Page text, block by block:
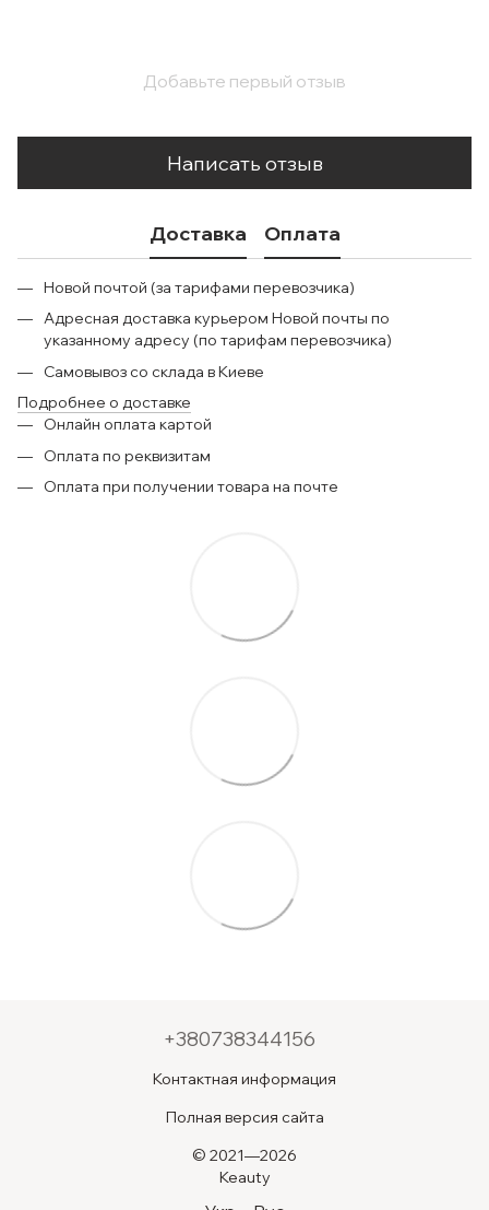
Добавьте первый отзыв
Написать отзыв
Доставка Оплата
Новой почтой (за тарифами перевозчика)
Адресная доставка курьером Новой почты по
указанному адресу (по тарифам перевозчика)
Самовывоз со склада в Киеве
Подробнее о доставке
Онлайн оплата картой
Оплата по реквизитам
Оплата при получении товара на почте
+380738344156
Контактная информация
Полная версия сайта
© 2021—2026
Keauty